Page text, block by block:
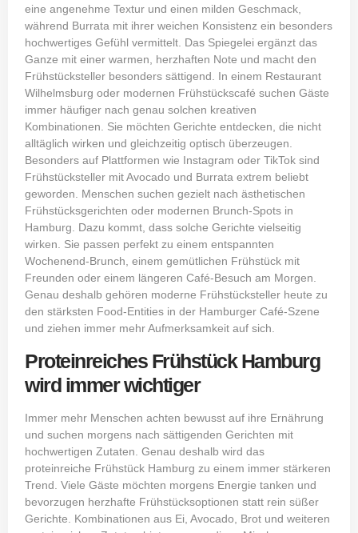
eine angenehme Textur und einen milden Geschmack,
während Burrata mit ihrer weichen Konsistenz ein besonders
hochwertiges Gefühl vermittelt. Das Spiegelei ergänzt das
Ganze mit einer warmen, herzhaften Note und macht den
Frühstücksteller besonders sättigend. In einem Restaurant
Wilhelmsburg oder modernen Frühstückscafé suchen Gäste
immer häufiger nach genau solchen kreativen
Kombinationen. Sie möchten Gerichte entdecken, die nicht
alltäglich wirken und gleichzeitig optisch überzeugen.
Besonders auf Plattformen wie Instagram oder TikTok sind
Frühstücksteller mit Avocado und Burrata extrem beliebt
geworden. Menschen suchen gezielt nach ästhetischen
Frühstücksgerichten oder modernen Brunch-Spots in
Hamburg. Dazu kommt, dass solche Gerichte vielseitig
wirken. Sie passen perfekt zu einem entspannten
Wochenend-Brunch, einem gemütlichen Frühstück mit
Freunden oder einem längeren Café-Besuch am Morgen.
Genau deshalb gehören moderne Frühstücksteller heute zu
den stärksten Food-Entities in der Hamburger Café-Szene
und ziehen immer mehr Aufmerksamkeit auf sich.
Proteinreiches Frühstück Hamburg
wird immer wichtiger
Immer mehr Menschen achten bewusst auf ihre Ernährung
und suchen morgens nach sättigenden Gerichten mit
hochwertigen Zutaten. Genau deshalb wird das
proteinreiche Frühstück Hamburg zu einem immer stärkeren
Trend. Viele Gäste möchten morgens Energie tanken und
bevorzugen herzhafte Frühstücksoptionen statt rein süßer
Gerichte. Kombinationen aus Ei, Avocado, Brot und weiteren